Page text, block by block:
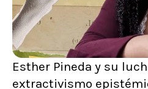
Esther Pineda y su
extractivismo